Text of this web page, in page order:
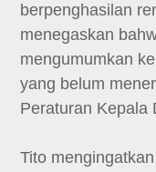
berpenghasilan
menegaskan
mengumumkan
yang belum
Peraturan Kepala
Tito